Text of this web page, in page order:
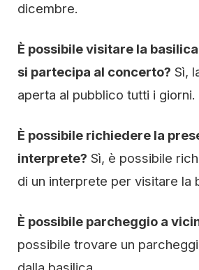
dicembre.
È possibile visitare la
si partecipa al concerto? Sì,
aperta al pubblico tutti i giorni.
È possibile richiedere la
interprete? Sì, è possibile
di un interprete per visitare la
È possibile parcheggio a
possibile trovare un